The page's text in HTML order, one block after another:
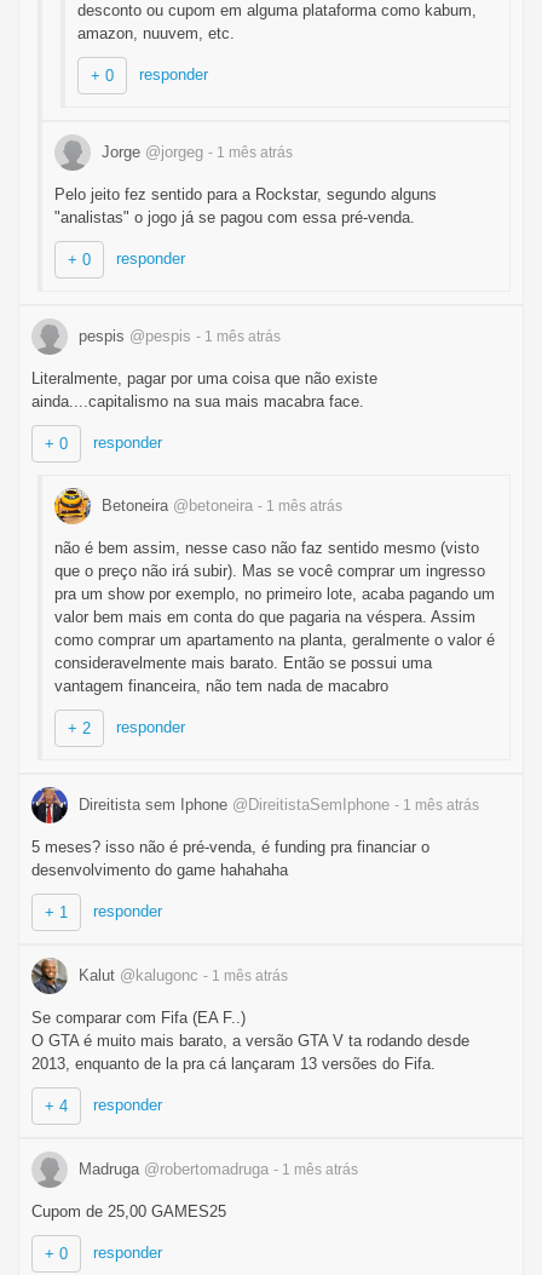
desconto ou cupom em alguma plataforma como kabum,
amazon, nuuvem, etc.
+ 0 responder
Jorge @jorgeg - 1 mês atrás
Pelo jeito fez sentido para a Rockstar, segundo alguns
"analistas" o jogo já se pagou com essa pré-venda.
+ 0 responder
pespis @pespis - 1 mês atrás
Literalmente, pagar por uma coisa que não existe
ainda....capitalismo na sua mais macabra face.
+ 0 responder
Betoneira @betoneira - 1 mês atrás
não é bem assim, nesse caso não faz sentido mesmo (visto
que o preço não irá subir). Mas se você comprar um ingresso
pra um show por exemplo, no primeiro lote, acaba pagando um
valor bem mais em conta do que pagaria na véspera. Assim
como comprar um apartamento na planta, geralmente o valor é
consideravelmente mais barato. Então se possui uma
vantagem financeira, não tem nada de macabro
+ 2 responder
Direitista sem Iphone @DireitistaSemIphone - 1 mês atrás
5 meses? isso não é pré-venda, é funding pra financiar o
desenvolvimento do game hahahaha
+ 1 responder
Kalut @kalugonc - 1 mês atrás
Se comparar com Fifa (EA F..)
O GTA é muito mais barato, a versão GTA V ta rodando desde
2013, enquanto de la pra cá lançaram 13 versões do Fifa.
+ 4 responder
Madruga @robertomadruga - 1 mês atrás
Cupom de 25,00 GAMES25
+ 0 responder